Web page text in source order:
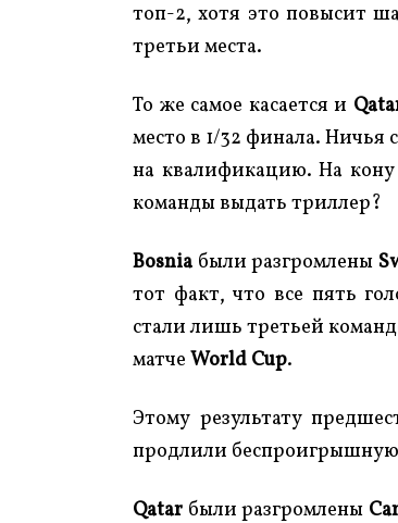
топ-2, хотя это повысит
третьи места.
То же самое касается и
место в 1/32 финала. Ничья
на квалификацию. На
команды выдать триллер?
Bosnia были разгромлены
тот факт, что все пять
стали лишь третьей
матче World Cup.
Этому результату
продлили
Qatar были разгромлены